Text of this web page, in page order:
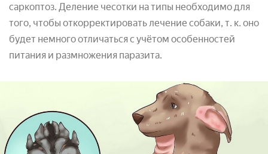
саркоптоз. Деление чесотки на типы необходимо для
того, чтобы откорректировать лечение собаки, т. к. оно
будет немного отличаться с учётом особенностей
питания и размножения паразита.